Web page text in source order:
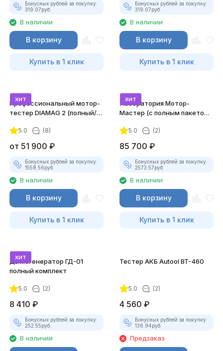
Бонусных рублей за покупку:
319.07руб.
В наличии
В корзину
Купить в 1 клик
Бонусных рублей за покупку:
319.07руб.
В наличии
В корзину
Купить в 1 клик
хит
Профессиональный мотор-
тестер DIAMAG 2 (полный/
5.0 (8)
от 51 900 ₽
Бонусных рублей за покупку:
1558.56руб.
В наличии
В корзину
Купить в 1 клик
хит
Лаборатория Мотор-
Мастер (с полным пакетом
5.0 (2)
85 700 ₽
Бонусных рублей за покупку:
2573.57руб.
В наличии
В корзину
Купить в 1 клик
хит
Дымогенератор ГД-01
полный комплект
5.0 (2)
8 410 ₽
Бонусных рублей за покупку:
252.55руб.
В наличии
Тестер АКБ Autool BT-460
5.0 (2)
4 560 ₽
Бонусных рублей за покупку:
136.94руб.
Предзаказ